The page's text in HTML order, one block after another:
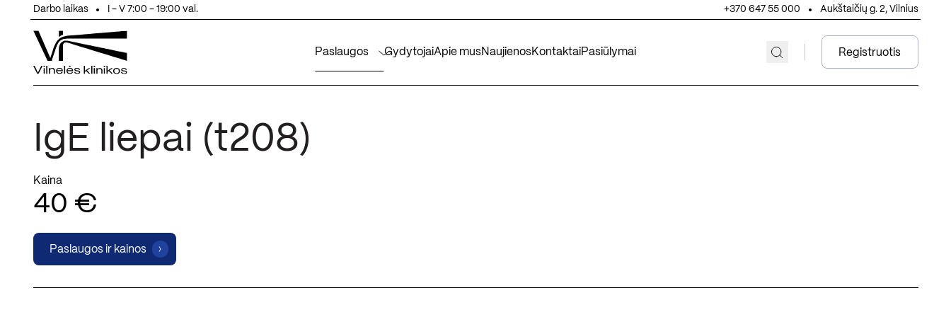
Eiti prie turinio
Darbo laikas I - V 7:00 - 19:00 val. +370 647 55 000 Aukštaičių g. 2, Vilnius
Paslaugos GydytojaiApie musNaujienosKontaktaiPasiūlymai Registruotis
IgE liepai (t208)
Kaina
40 €
Paslaugos ir kainos